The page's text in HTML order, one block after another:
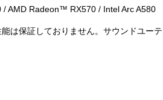
AMD Radeon™ RX570 / Intel Arc A580
は保証しておりません。サウンドユー